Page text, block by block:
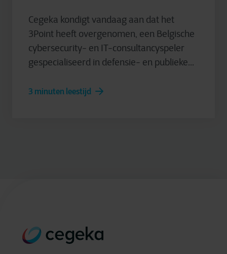
Cegeka kondigt vandaag aan dat het
3Point heeft overgenomen, een Belgische
cybersecurity- en IT-consultancyspeler
gespecialiseerd in defensie- en publieke...
3 minuten leestijd